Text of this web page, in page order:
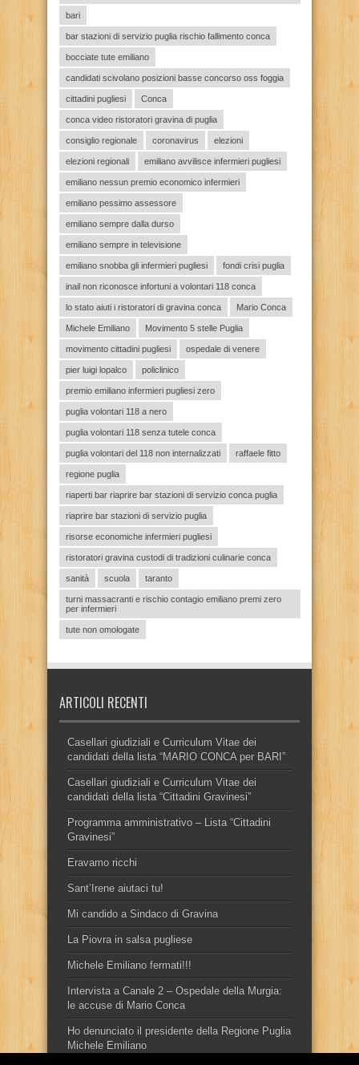
bari
bar stazioni di servizio puglia rischio fallimento conca
bocciate tute emiliano
candidati scivolano posizioni basse concorso oss foggia
cittadini pugliesi Conca
conca video ristoratori gravina di puglia
consiglio regionale coronavirus elezioni
elezioni regionali emiliano avvilisce infermieri pugliesi
emiliano nessun premio economico infermieri
emiliano pessimo assessore
emiliano sempre dalla durso
emiliano sempre in televisione
emiliano snobba gli infermieri pugliesi fondi crisi puglia
inail non riconosce infortuni a volontari 118 conca
lo stato aiuti i ristoratori di gravina conca Mario Conca
Michele Emiliano Movimento 5 stelle Puglia
movimento cittadini pugliesi ospedale di venere
pier luigi lopalco policlinico
premio emiliano infermieri pugliesi zero
puglia volontari 118 a nero
puglia volontari 118 senza tutele conca
puglia volontari del 118 non internalizzati raffaele fitto
regione puglia
riaperti bar riaprire bar stazioni di servizio conca puglia
riaprire bar stazioni di servizio puglia
risorse economiche infermieri pugliesi
ristoratori gravina custodi di tradizioni culinarie conca
sanità scuola taranto
turni massacranti e rischio contagio emiliano premi zero
per infermieri
tute non omologate
ARTICOLI RECENTI
Casellari giudiziali e Curriculum Vitae dei
candidati della lista “MARIO CONCA per BARI”
Casellari giudiziali e Curriculum Vitae dei
candidati della lista “Cittadini Gravinesi”
Programma amministrativo – Lista “Cittadini
Gravinesi”
Eravamo ricchi
Sant’Irene aiutaci tu!
Mi candido a Sindaco di Gravina
La Piovra in salsa pugliese
Michele Emiliano fermati!!!
Intervista a Canale 2 – Ospedale della Murgia:
le accuse di Mario Conca
Ho denunciato il presidente della Regione Puglia
Michele Emiliano